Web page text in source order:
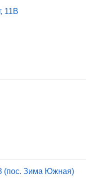
11В
(пос. Зима Южная)